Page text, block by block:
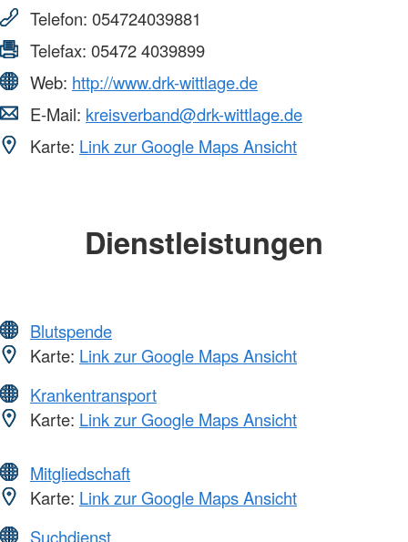
Telefon: 054724039881
Telefax: 05472 4039899
Web: http://www.drk-wittlage.de
E-Mail: kreisverband@drk-wittlage.de
Karte: Link zur Google Maps Ansicht
Dienstleistungen
Blutspende
Karte: Link zur Google Maps Ansicht
Krankentransport
Karte: Link zur Google Maps Ansicht
Mitgliedschaft
Karte: Link zur Google Maps Ansicht
Suchdienst